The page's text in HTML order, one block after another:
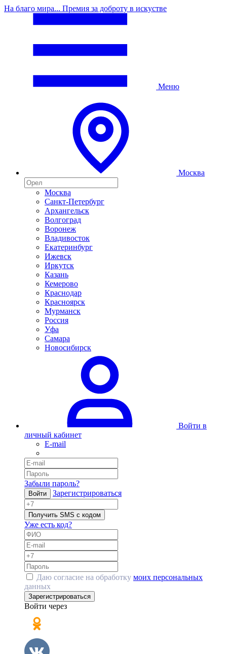
На благо мира... Премия за доброту в искустве
Меню
Москва
Москва
Санкт-Петербург
Архангельск
Волгоград
Воронеж
Владивосток
Екатеринбург
Ижевск
Иркутск
Казань
Кемерово
Краснодар
Красноярск
Мурманск
Россия
Уфа
Самара
Новосибирск
Войти в
личный кабинет
E-mail
Забыли пароль?
Войти Зарегистрироваться
Получить SMS с кодом
Уже есть код?
Даю согласие на обработку моих персональных
данных
Зарегистрироваться
Войти через